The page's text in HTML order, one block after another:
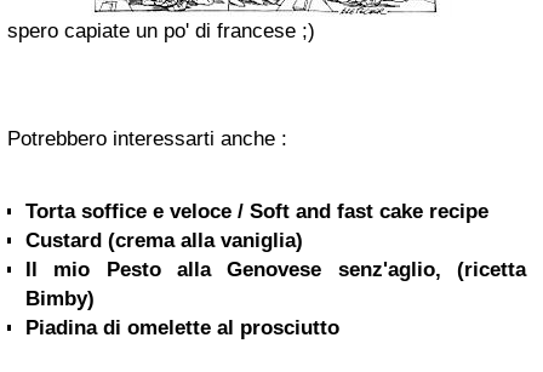
spero capiate un po' di francese ;)
Potrebbero interessarti anche :
Torta soffice e veloce / Soft and fast cake recipe
Custard (crema alla vaniglia)
Il mio Pesto alla Genovese senz'aglio, (ricetta
Bimby)
Piadina di omelette al prosciutto